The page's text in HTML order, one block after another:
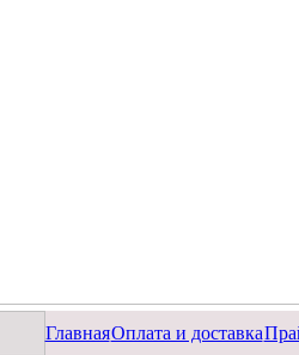
ГлавнаяОплата и доставка